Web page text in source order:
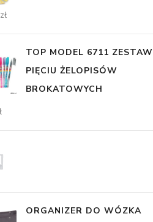
zł
TOP MODEL 6711 ZESTAW
PIĘCIU ŻELOPISÓW
BROKATOWYCH
ORGANIZER DO WÓZKA